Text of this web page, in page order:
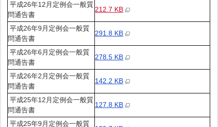
平成26年12月定例会一般質
問通告書
212.7 KB
平成26年9月定例会一般質
問通告書
291.8 KB
平成26年6月定例会一般質
問通告書
278.5 KB
平成26年2月定例会一般質
問通告書
142.2 KB
平成25年12月定例会一般質
問通告書
127.8 KB
平成25年9月定例会一般質